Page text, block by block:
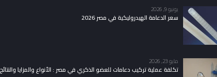
يونيو 9, 2026
سعر الدعامة الهيدروليكية في مصر 2026
مايو 23, 2026
تكلفة عملية تركيب دعامات للعضو الذكري في مصر : الأنواع والمزايا والنتائج